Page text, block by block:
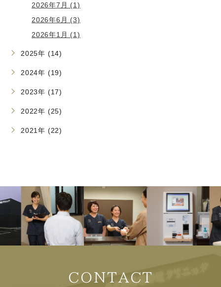
2026年7月 (1)
2026年6月 (3)
2026年1月 (1)
2025年 (14)
2024年 (19)
2023年 (17)
2022年 (25)
2021年 (22)
CONTACT